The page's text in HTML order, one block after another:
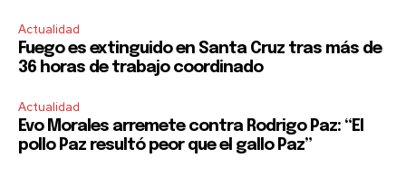
Actualidad
Fuego es extinguido en Santa Cruz tras más de
36 horas de trabajo coordinado
Actualidad
Evo Morales arremete contra Rodrigo Paz: “El
pollo Paz resultó peor que el gallo Paz”